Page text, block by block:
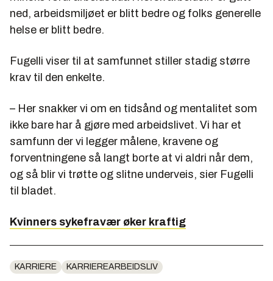
ned, arbeidsmiljøet er blitt bedre og folks generelle
helse er blitt bedre.
Fugelli viser til at samfunnet stiller stadig større
krav til den enkelte.
– Her snakker vi om en tidsånd og mentalitet som
ikke bare har å gjøre med arbeidslivet. Vi har et
samfunn der vi legger målene, kravene og
forventningene så langt borte at vi aldri når dem,
og så blir vi trøtte og slitne underveis, sier Fugelli
til bladet.
Kvinners sykefravær øker kraftig
KARRIERE KARRIEREARBEIDSLIV